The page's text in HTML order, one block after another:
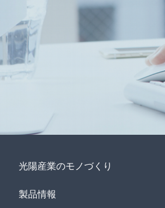
光陽産業のモノづくり
製品情報